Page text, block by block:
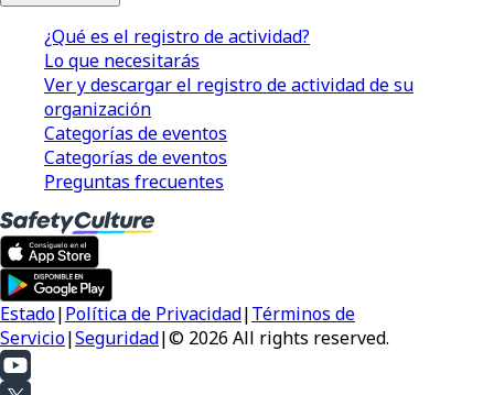
¿Qué es el registro de actividad?
Lo que necesitarás
Ver y descargar el registro de actividad de su
organización
Categorías de eventos
Categorías de eventos
Preguntas frecuentes
Estado|Política de Privacidad|Términos de
Servicio|Seguridad|© 2026 All rights reserved.